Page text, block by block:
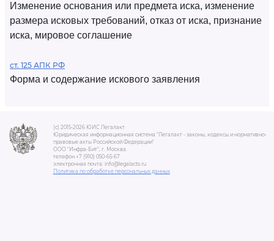
Изменение основания или предмета иска, изменение
размера исковых требований, отказ от иска, признание
иска, мировое соглашение
ст. 125 АПК РФ
Форма и содержание искового заявления
(c) 2015-2026 ЮИС Легалакт
Юридическая информационная система "Легалакт - законы, кодексы и нормативно-
правовые акты Российской Федерации"
ООО "Инфра-Бит", г. Москва.
телефон +7 (910) 050-65-67
электронная почта: info@legalacts.ru
Политика по обработке персональных данных